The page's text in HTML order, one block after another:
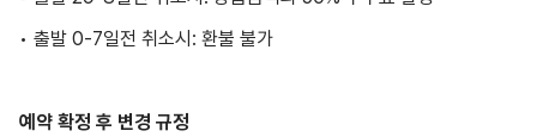
예약 확정 후 변경 규정
• 출발일 7일 이전에 알려주셔야 합니다.